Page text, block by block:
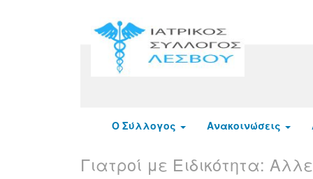
Ο Σύλλογος Ανακοινώσεις
Γιατροί με Ειδικότητα: